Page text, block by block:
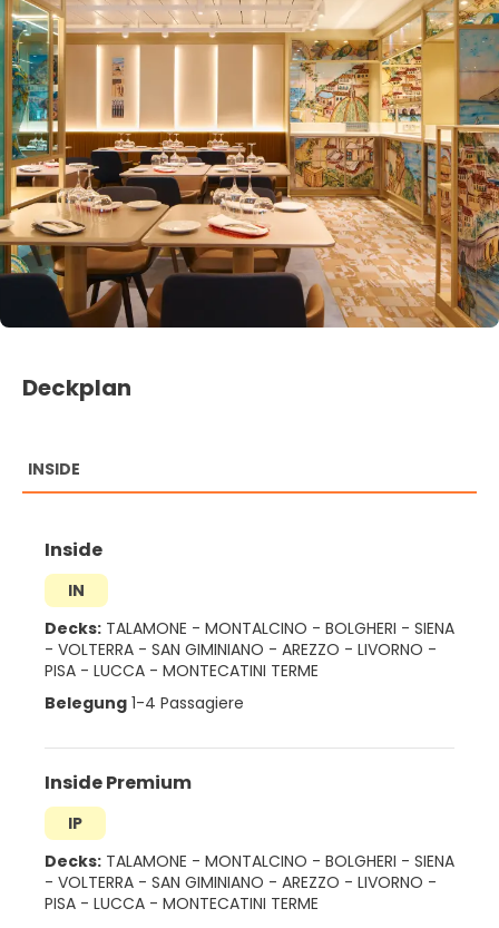
Deckplan
INSIDE
Inside
IN
Decks: TALAMONE - MONTALCINO - BOLGHERI - SIENA
- VOLTERRA - SAN GIMINIANO - AREZZO - LIVORNO -
PISA - LUCCA - MONTECATINI TERME
Belegung 1-4 Passagiere
Inside Premium
IP
Decks: TALAMONE - MONTALCINO - BOLGHERI - SIENA
- VOLTERRA - SAN GIMINIANO - AREZZO - LIVORNO -
PISA - LUCCA - MONTECATINI TERME